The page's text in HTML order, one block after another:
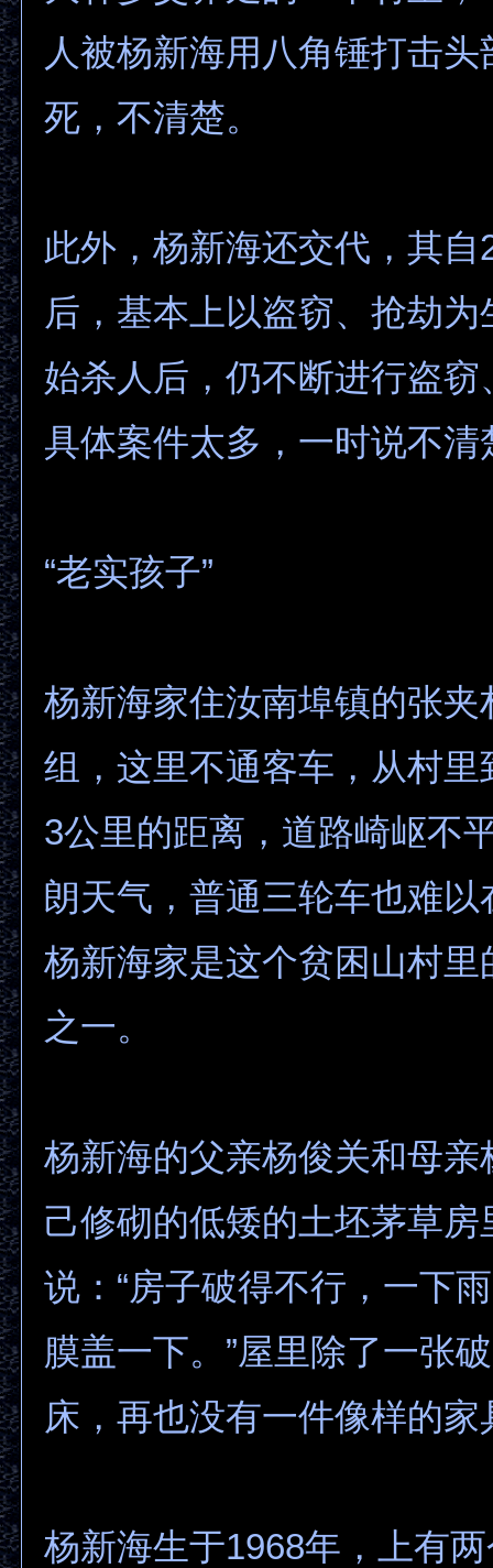
人被杨新海用八角锤打击
死，不清楚。
此外，杨新海还交代，其自
后，基本上以盗窃、抢劫
始杀人后，仍不断进行盗窃
具体案件太多，一时说不清
“老实孩子”
杨新海家住汝南埠镇的张夹
组，这里不通客车，从村里
3公里的距离，道路崎岖不
朗天气，普通三轮车也难以
杨新海家是这个贫困山村里
之一。
杨新海的父亲杨俊关和母亲
己修砌的低矮的土坯茅草房
说：“房子破得不行，一下
膜盖一下。”屋里除了一张
床，再也没有一件像样的家
杨新海生于1968年，上有